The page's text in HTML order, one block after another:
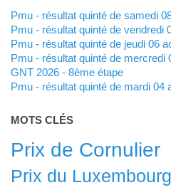
Pmu - résultat quinté de samedi
Pmu - résultat quinté de vendredi
Pmu - résultat quinté de jeudi 06
Pmu - résultat quinté de mercredi 05 août 2026 à Saint-Malo -
GNT 2026 - 8ème étape
Pmu - résultat quinté de mardi
MOTS CLÉS
Prix de Cornulier
Prix du Luxembourg